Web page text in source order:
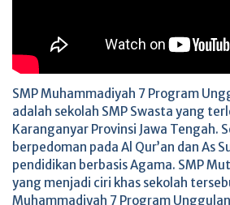
SMP Muhammadiyah 7 Program
adalah sekolah SMP Swasta yang
Karanganyar Provinsi Jawa Tengah.
berpedoman pada Al Qur’an dan As
pendidikan berbasis Agama. SMP
yang menjadi ciri khas sekolah
Muhammadiyah 7 Program